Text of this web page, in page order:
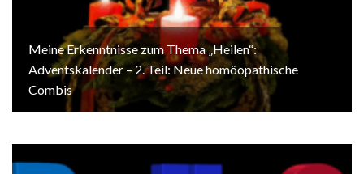
Meine Erkenntnisse zum Thema „Heilen“:
Adventskalender – 2. Teil: Neue homöopathische
Combis